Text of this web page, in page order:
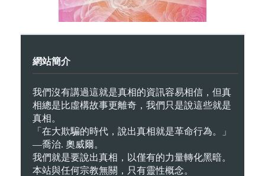
網站簡介
我們沒有講過這就是真相的資訊容易相信，但真
相總是比虛構故事更離奇，我們只是說這些就是
真相。
「在大欺騙的時代，說出真相就是革命行為。」
—喬治. 奧威爾。
我們就是要說出真相，以僅有的力量轉化黑暗。
本站與任何宗教無關，只有靈性概念。